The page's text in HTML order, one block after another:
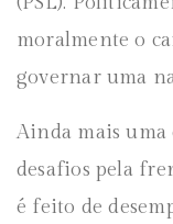
moralmente o
governar uma
Ainda mais uma
desafios pela
é feito de